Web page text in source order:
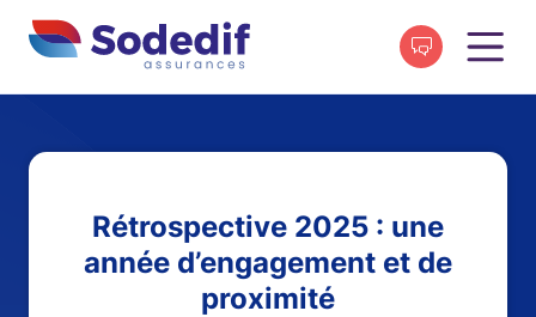
Rétrospective 2025 : une
année d’engagement et de
proximité